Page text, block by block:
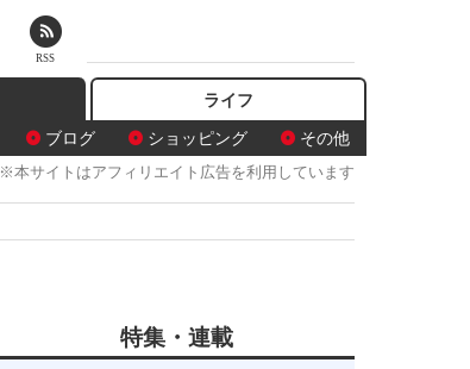
ブログ ショッピング その他
ライフ
※本サイトはアフィリエイト広告を利用しています
特集・連載
RSS